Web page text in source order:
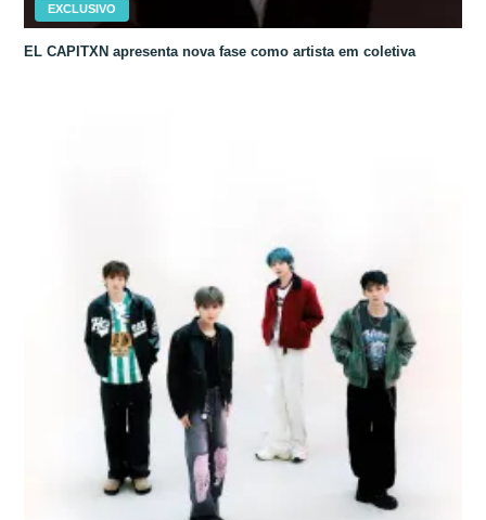
EXCLUSIVO
EL CAPITXN apresenta nova fase como artista em coletiva